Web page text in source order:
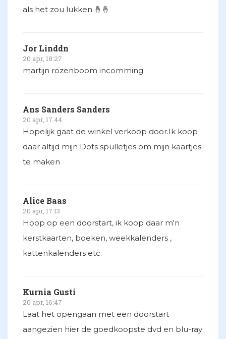
als het zou lukken 🤞🤞
Jor Linddn
20 apr, 18:27
martijn rozenboom incomming
Ans Sanders Sanders
20 apr, 17:44
Hopelijk gaat de winkel verkoop door.Ik koop
daar altijd mijn Dots spulletjes om mijn kaartjes
te maken
Alice Baas
20 apr, 17:13
Hoop op een doorstart, ik koop daar m'n
kerstkaarten, boeken, weekkalenders ,
kattenkalenders etc.
Kurnia Gusti
20 apr, 16:47
Laat het opengaan met een doorstart
aangezien hier de goedkoopste dvd en blu-ray